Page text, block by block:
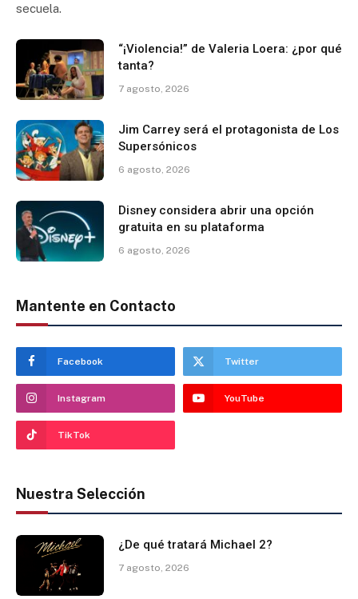
secuela.
“¡Violencia!” de Valeria Loera: ¿por qué
tanta?
7 agosto, 2026
Jim Carrey será el protagonista de Los
Supersónicos
6 agosto, 2026
Disney considera abrir una opción
gratuita en su plataforma
6 agosto, 2026
Mantente en Contacto
Facebook Twitter
Instagram YouTube
TikTok
Nuestra Selección
¿De qué tratará Michael 2?
7 agosto, 2026